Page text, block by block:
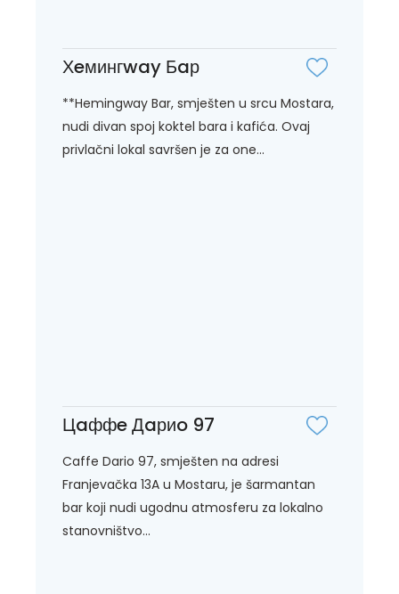
Хeмингway Бaр
**Hemingway Bar, smješten u srcu Mostara,
nudi divan spoj koktel bara i kafića. Ovaj
privlačni lokal savršen je za one...
Цaффe Дaриo 97
Caffe Dario 97, smješten na adresi
Franjevačka 13A u Mostaru, je šarmantan
bar koji nudi ugodnu atmosferu za lokalno
stanovništvo...